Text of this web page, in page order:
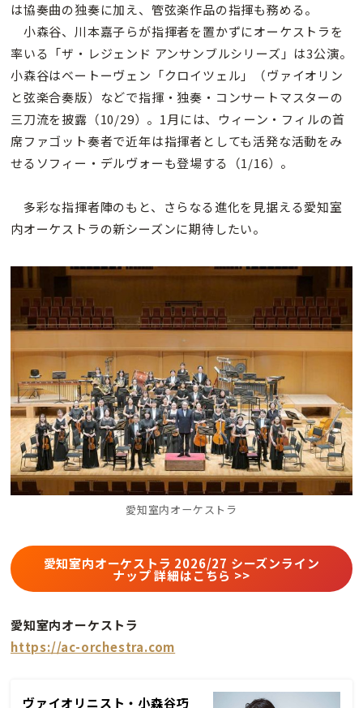
は協奏曲の独奏に加え、管弦楽作品の指揮も務める。
小森谷、川本嘉子らが指揮者を置かずにオーケストラを
率いる「ザ・レジェンド アンサンブルシリーズ」は3公演。
小森谷はベートーヴェン「クロイツェル」（ヴァイオリン
と弦楽合奏版）などで指揮・独奏・コンサートマスターの
三刀流を披露（10/29）。1月には、ウィーン・フィルの首
席ファゴット奏者で近年は指揮者としても活発な活動をみ
せるソフィー・デルヴォーも登場する（1/16）。
多彩な指揮者陣のもと、さらなる進化を見据える愛知室
内オーケストラの新シーズンに期待したい。
愛知室内オーケストラ
愛知室内オーケストラ 2026/27 シーズンライン
ナップ 詳細はこちら >>
愛知室内オーケストラ
https://ac-orchestra.com
ヴァイオリニスト・小森谷巧